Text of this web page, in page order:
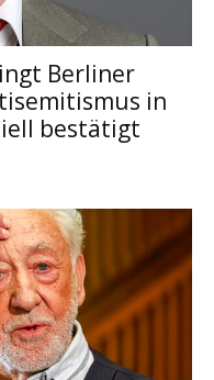
Berliner
in
bestätigt